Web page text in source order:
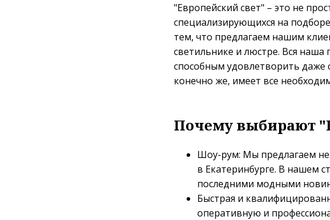
"Европейский свет" – это не
специализирующихся на
тем, что предлагаем нашим
светильнике и люстре. Вся
способным удовлетворить
конечно же, имеет все
Почему выбирают
Шоу-рум: Мы предлагаем не
в Екатеринбурге. В нашем
последними модными
Быстрая и
оперативную и